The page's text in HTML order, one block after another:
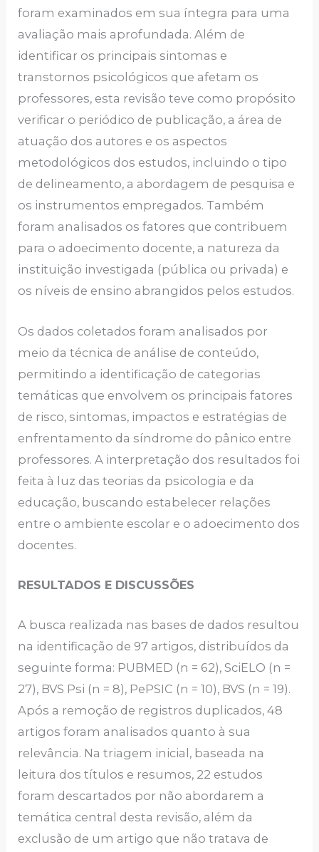
foram examinados em sua íntegra para uma
avaliação mais aprofundada. Além de
identificar os principais sintomas e
transtornos psicológicos que afetam os
professores, esta revisão teve como propósito
verificar o periódico de publicação, a área de
atuação dos autores e os aspectos
metodológicos dos estudos, incluindo o tipo
de delineamento, a abordagem de pesquisa e
os instrumentos empregados. Também
foram analisados os fatores que contribuem
para o adoecimento docente, a natureza da
instituição investigada (pública ou privada) e
os níveis de ensino abrangidos pelos estudos.
Os dados coletados foram analisados por
meio da técnica de análise de conteúdo,
permitindo a identificação de categorias
temáticas que envolvem os principais fatores
de risco, sintomas, impactos e estratégias de
enfrentamento da síndrome do pânico entre
professores. A interpretação dos resultados foi
feita à luz das teorias da psicologia e da
educação, buscando estabelecer relações
entre o ambiente escolar e o adoecimento dos
docentes.
RESULTADOS E DISCUSSÕES
A busca realizada nas bases de dados resultou
na identificação de 97 artigos, distribuídos da
seguinte forma: PUBMED (n = 62), SciELO (n =
27), BVS Psi (n = 8), PePSIC (n = 10), BVS (n = 19).
Após a remoção de registros duplicados, 48
artigos foram analisados quanto à sua
relevância. Na triagem inicial, baseada na
leitura dos títulos e resumos, 22 estudos
foram descartados por não abordarem a
temática central desta revisão, além da
exclusão de um artigo que não tratava de